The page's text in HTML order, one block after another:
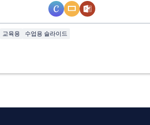
교육용 수업용 슬라이드